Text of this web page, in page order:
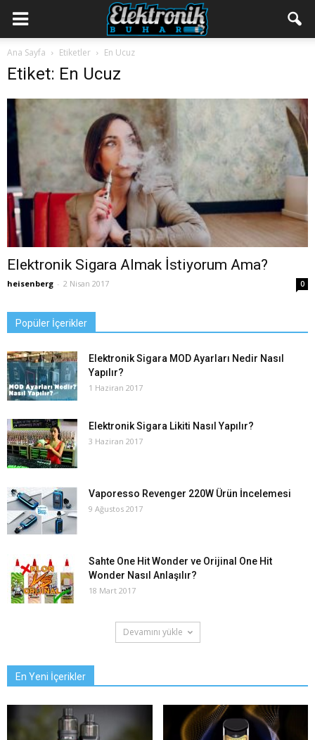
Ana Sayfa Etiketler En Ucuz
Etiket: En Ucuz
Elektronik Sigara Almak İstiyorum Ama?
heisenberg - 2 Nisan 2017 0
Popüler İçerikler
Elektronik Sigara MOD Ayarları Nedir Nasıl
Yapılır?
1 Haziran 2017
Elektronik Sigara Likiti Nasıl Yapılır?
3 Haziran 2017
Vaporesso Revenger 220W Ürün İncelemesi
9 Ağustos 2017
Sahte One Hit Wonder ve Orijinal One Hit
Wonder Nasıl Anlaşılır?
18 Mart 2017
Devamını yükle
En Yeni İçerikler